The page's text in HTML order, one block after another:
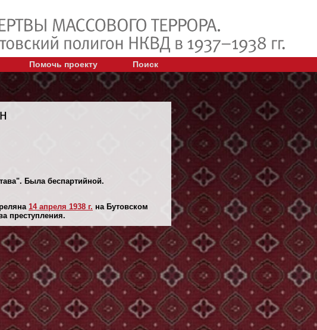
Помочь проекту Поиск
Была беспартийной.
14 апреля 1938 г. на Бутовском
преступления.